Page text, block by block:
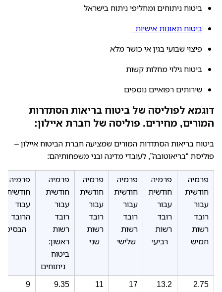
ביטוח ניתוחים ומחליפי ניתוח בישראל
ביטוח תאונות אישיות
פיצוי שבועי בגין אי כושר מלא
ביטוח גילוי מחלות קשות
שירותים רפואיים נוספים
דוגמא לפוליסה של ביטוח בריאות הסתדרות
המורים, מחירים. פוליסה של חברת איילון:
ביטוח בריאות הסתדרות המורים שמציעה חברת הביטוח איילון –
פוליסת “בריאוטובה”, לעובדי מדינה ובני משפחותיהם:
פרמיה
חודשית
עבוד
הרובד
הבסיסי
פרמיה
חודשית
עבור
רובד
רשות
ראשון:
ביטוח
ניתוחים
פרמיה
חודשית
עבור
רובד
רשות
שני
פרמיה
חודשית
עבור
רובד
רשות
שלישי
פרמיה
חודשית
עבור
רובד
רשות
רביעי
פרמיה
חודשית
עבור
רובד
רשות
חמיש
9 9.35 11 17 13.2 2.75